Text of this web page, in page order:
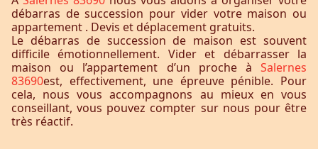
débarras de succession pour vider votre maison ou
appartement . Devis et déplacement gratuits.
Le débarras de succession de maison est souvent
difficile émotionnellement. Vider et débarrasser la
maison ou l’appartement d’un proche à Salernes
83690est, effectivement, une épreuve pénible. Pour
cela, nous vous accompagnons au mieux en vous
conseillant, vous pouvez compter sur nous pour être
très réactif.